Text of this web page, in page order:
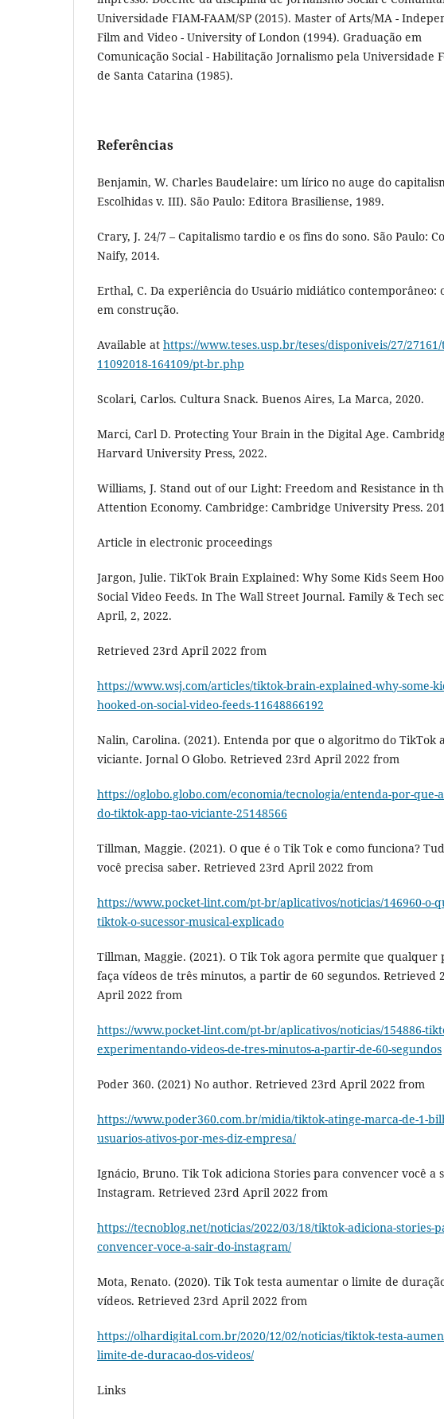
Universidade FIAM-FAAM/SP (2015). Master of Arts/MA -
Film and Video - University of London (1994). Graduação em
Comunicação Social - Habilitação Jornalismo pela Universidade
de Santa Catarina (1985).
Referências
Benjamin, W. Charles Baudelaire: um lírico no auge do
Escolhidas v. III). São Paulo: Editora Brasiliense, 1989.
Crary, J. 24/7 – Capitalismo tardio e os fins do sono. São Paulo:
Naify, 2014.
Erthal, C. Da experiência do Usuário midiático contemporâneo:
em construção.
Available at https://www.teses.usp.br/teses/disponiveis/27/
11092018-164109/pt-br.php
Scolari, Carlos. Cultura Snack. Buenos Aires, La Marca, 2020.
Marci, Carl D. Protecting Your Brain in the Digital Age.
Harvard University Press, 2022.
Williams, J. Stand out of our Light: Freedom and Resistance in
Attention Economy. Cambridge: Cambridge University Press.
Article in electronic proceedings
Jargon, Julie. TikTok Brain Explained: Why Some Kids Seem
Social Video Feeds. In The Wall Street Journal. Family & Tech
April, 2, 2022.
Retrieved 23rd April 2022 from
https://www.wsj.com/articles/tiktok-brain-explained-why-some-
hooked-on-social-video-feeds-11648866192
Nalin, Carolina. (2021). Entenda por que o algoritmo do TikTok
viciante. Jornal O Globo. Retrieved 23rd April 2022 from
https://oglobo.globo.com/economia/tecnologia/entenda-por-que-
do-tiktok-app-tao-viciante-25148566
Tillman, Maggie. (2021). O que é o Tik Tok e como funciona?
você precisa saber. Retrieved 23rd April 2022 from
https://www.pocket-lint.com/pt-br/aplicativos/noticias/146960-o-
tiktok-o-sucessor-musical-explicado
Tillman, Maggie. (2021). O Tik Tok agora permite que qualquer
faça vídeos de três minutos, a partir de 60 segundos. Retrieved
April 2022 from
https://www.pocket-lint.com/pt-br/aplicativos/noticias/154886-
experimentando-videos-de-tres-minutos-a-partir-de-60-segundos
Poder 360. (2021) No author. Retrieved 23rd April 2022 from
https://www.poder360.com.br/midia/tiktok-atinge-marca-de-1-
usuarios-ativos-por-mes-diz-empresa/
Ignácio, Bruno. Tik Tok adiciona Stories para convencer você a
Instagram. Retrieved 23rd April 2022 from
https://tecnoblog.net/noticias/2022/03/18/tiktok-adiciona-stories-
convencer-voce-a-sair-do-instagram/
Mota, Renato. (2020). Tik Tok testa aumentar o limite de
vídeos. Retrieved 23rd April 2022 from
https://olhardigital.com.br/2020/12/02/noticias/tiktok-testa-
limite-de-duracao-dos-videos/
Links